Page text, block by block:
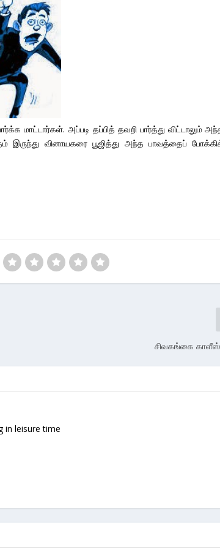
மாட்டார்கள். அப்படி தப்பித் தவறி பார்த்து விட்டாலும்
இருந்து வினாயகரை பூஜித்து அந்த பாவத்தைப்
சிவகங்கை
in leisure time